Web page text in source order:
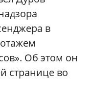
в
Об этом он
странице во